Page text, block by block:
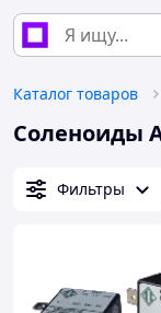
Каталог товаров
Соленоиды
Фильтры